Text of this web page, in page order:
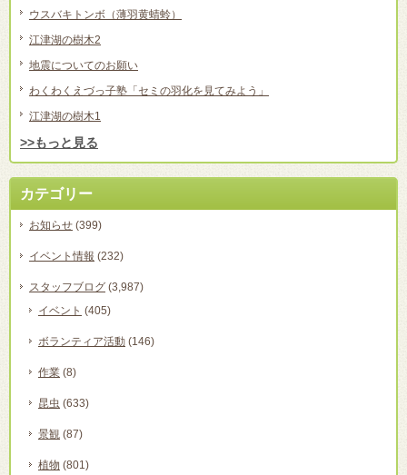
ウスバキトンボ（薄羽黄蜻蛉）
江津湖の樹木2
地震についてのお願い
わくわくえづっ子塾「セミの羽化を見てみよう」
江津湖の樹木1
>>もっと見る
カテゴリー
お知らせ (399)
イベント情報 (232)
スタッフブログ (3,987)
イベント (405)
ボランティア活動 (146)
作業 (8)
昆虫 (633)
景観 (87)
植物 (801)